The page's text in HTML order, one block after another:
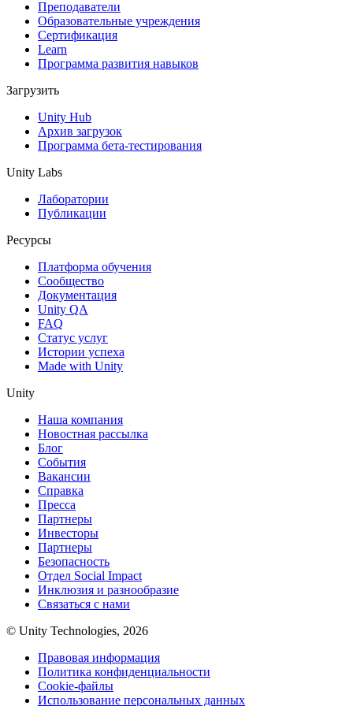
XR-игры
Запускайте XR-игры на разных платформах
Многопользовательские игры
Упрощенное создание многопользовательских игр
Преподаватели
Образовательные учреждения
Сертификация
Learn
Программа развития навыков
Загрузить
Unity Hub
Архив загрузок
Программа бета-тестирования
Unity Labs
Лаборатории
Публикации
Ресурсы
Платформа обучения
Сообщество
Документация
Unity QA
FAQ
Статус услуг
Истории успеха
Made with Unity
Unity
Наша компания
Новостная рассылка
Блог
События
Вакансии
Справка
Пресса
Партнеры
Инвесторы
Партнеры
Безопасность
Отдел Social Impact
Инклюзия и разнообразие
Связаться с нами
© Unity Technologies, 2026
Правовая информация
Политика конфиденциальности
Cookie-файлы
Использование персональных данных